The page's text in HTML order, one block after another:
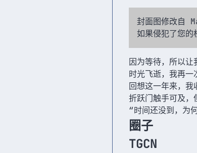
封面图修改
如果侵犯了您的
因为等待，所以让
时光飞逝，我再一
回想这一年来，我
折跃门触手可及，
“时间还没到，为
圈子
TGCN